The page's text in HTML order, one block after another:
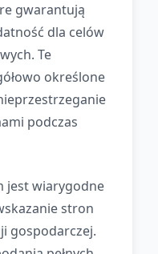
gwarantują
dla celów
Te
określone
podczas
jest wiarygodne
stron
gospodarczej.